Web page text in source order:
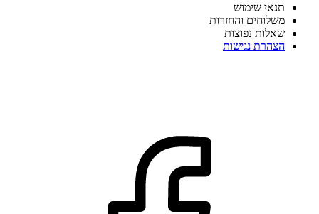
תנאי שימוש
משלוחים והחזרות
שאלות נפוצות
הצהרת נגישות